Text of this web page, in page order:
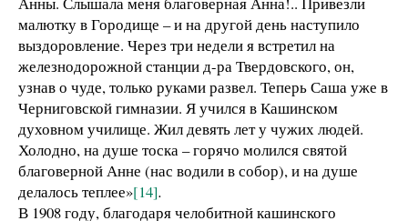
малютку в Городище – и на другой день наступило
выздоровление. Через три недели я встретил на
железнодорожной станции д-ра Твердовского, он,
узнав о чуде, только руками развел. Теперь Саша уже в
Черниговской гимназии. Я учился в Кашинском
духовном училище. Жил девять лет у чужих людей.
Холодно, на душе тоска – горячо молился святой
благоверной Анне (нас водили в собор), и на душе
делалось теплее»[14].
В 1908 году, благодаря челобитной кашинского